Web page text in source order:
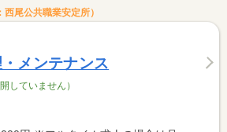
尾公共職業安定所）
メンテナンス
していません）